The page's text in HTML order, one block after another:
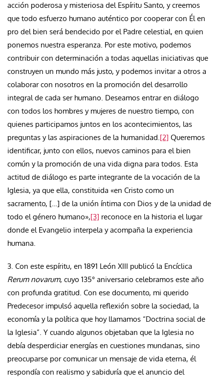
acción poderosa y misteriosa del Espíritu Santo, y creemos
que todo esfuerzo humano auténtico por cooperar con Él en
pro del bien será bendecido por el Padre celestial, en quien
ponemos nuestra esperanza. Por este motivo, podemos
contribuir con determinación a todas aquellas iniciativas que
construyen un mundo más justo, y podemos invitar a otros a
colaborar con nosotros en la promoción del desarrollo
integral de cada ser humano. Deseamos entrar en diálogo
con todos los hombres y mujeres de nuestro tiempo, con
quienes participamos juntos en los acontecimientos, las
preguntas y las aspiraciones de la humanidad.[2] Queremos
identificar, junto con ellos, nuevos caminos para el bien
común y la promoción de una vida digna para todos. Esta
actitud de diálogo es parte integrante de la vocación de la
Iglesia, ya que ella, constituida «en Cristo como un
sacramento, […] de la unión íntima con Dios y de la unidad de
todo el género humano»,[3] reconoce en la historia el lugar
donde el Evangelio interpela y acompaña la experiencia
humana.
3. Con este espíritu, en 1891 León XIII publicó la Encíclica
Rerum novarum, cuyo 135° aniversario celebramos este año
con profunda gratitud. Con ese documento, mi querido
Predecesor impulsó aquella reflexión sobre la sociedad, la
economía y la política que hoy llamamos “Doctrina social de
la Iglesia”. Y cuando algunos objetaban que la Iglesia no
debía desperdiciar energías en cuestiones mundanas, sino
preocuparse por comunicar un mensaje de vida eterna, él
respondía con realismo y sabiduría que el anuncio del